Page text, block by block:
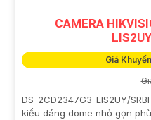
CAMERA
Giá
DS-2CD2347G3-LIS2UY/
kiểu dáng dome nhỏ gọn